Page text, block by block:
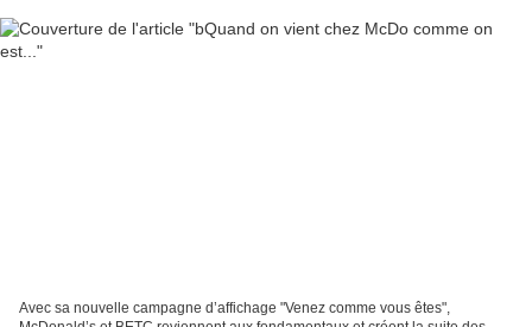
Avec sa nouvelle campagne d’affichage "Venez comme vous êtes",